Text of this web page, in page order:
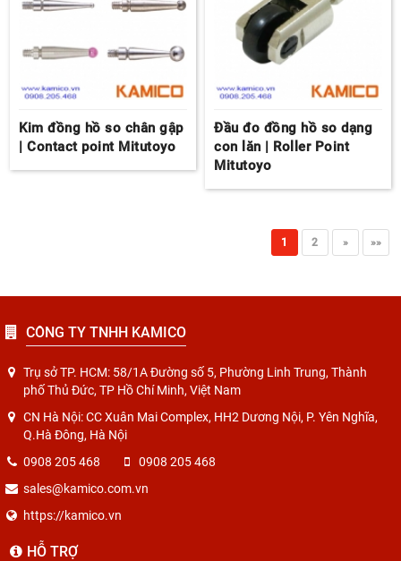
Kim đồng hồ so chân gập
| Contact point Mitutoyo
Đầu đo đồng hồ so dạng
con lăn | Roller Point
Mitutoyo
1 2 » »»
CÔNG TY TNHH KAMICO
Trụ sở TP. HCM: 58/1A Đường số 5, Phường Linh Trung, Thành
phố Thủ Đức, TP Hồ Chí Minh, Việt Nam
CN Hà Nội: CC Xuân Mai Complex, HH2 Dương Nội, P. Yên Nghĩa,
Q.Hà Đông, Hà Nội
0908 205 468
0908 205 468
sales@kamico.com.vn
https://kamico.vn
HỖ TRỢ